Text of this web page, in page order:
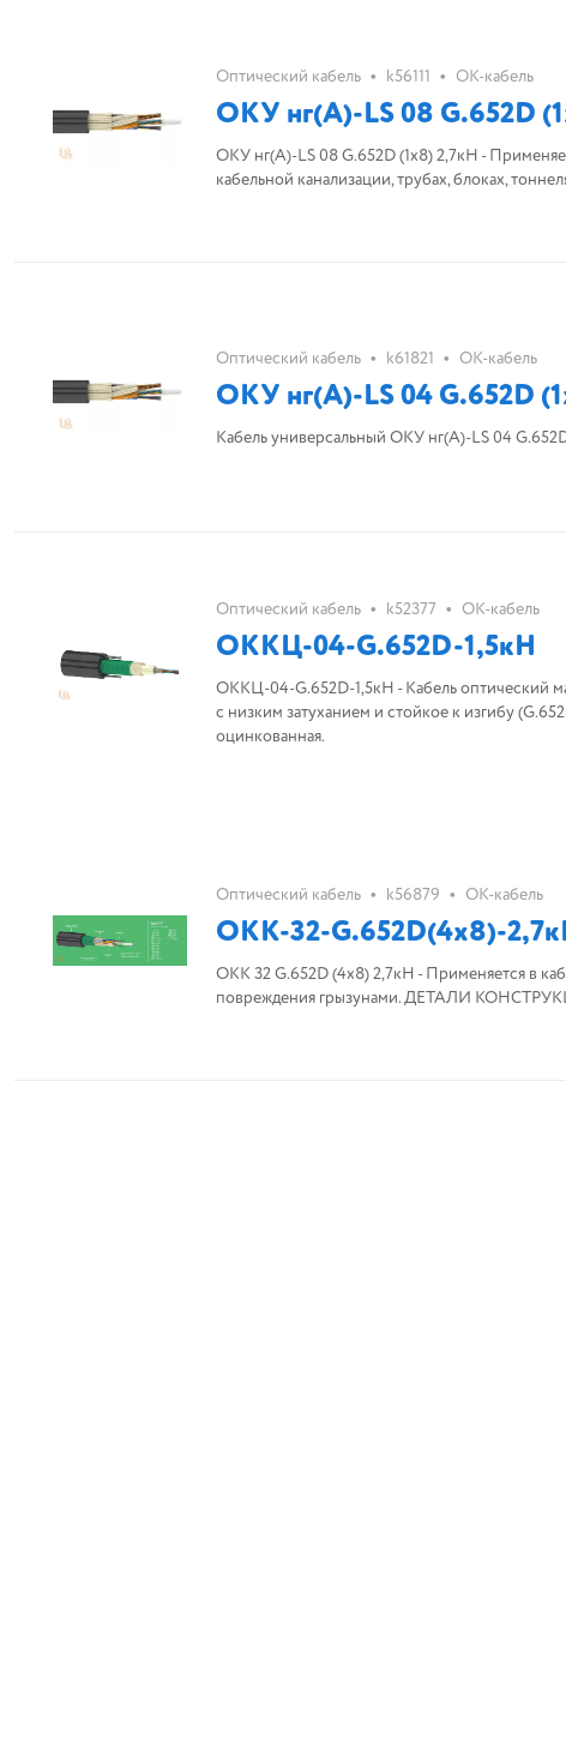
Оптический кабель • k56111 • ОК-кабель
ОКУ нг(A)-LS 08 G.652D
ОКУ нг(A)-LS 08 G.652D (1х8) 2,7кН -
кабельной канализации, трубах, блоках,
Оптический кабель • k61821 • ОК-кабель
ОКУ нг(A)-LS 04 G.652D
Кабель универсальный ОКУ нг(A)-LS 04
Оптический кабель • k52377 • ОК-кабель
ОККЦ-04-G.652D-1,5кН
ОККЦ-04-G.652D-1,5кН - Кабель оптический магистральный. Волокон - 4. Тип волокон -
с низким затуханием и стойкое к изгибу
оцинкованная.
Оптический кабель • k56879 • ОК-кабель
ОКК-32-G.652D(4х8)-
ОКК 32 G.652D (4х8) 2,7кН - Применяется в
повреждения грызунами. ДЕТАЛИ